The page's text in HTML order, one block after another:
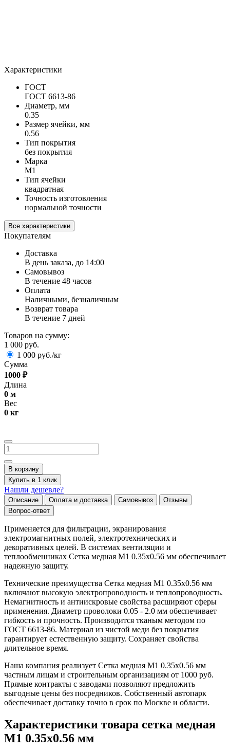
Характеристики
ГОСТ
ГОСТ 6613-86
Диаметр, мм
0.35
Размер ячейки, мм
0.56
Тип покрытия
без покрытия
Марка
М1
Тип ячейки
квадратная
Точность изготовления
нормальной точности
Все характеристики
Покупателям
Доставка
В день заказа, до 14:00
Самовывоз
В течение 48 часов
Оплата
Наличными, безналичным
Возврат товара
В течение 7 дней
Товаров на сумму:
1 000 руб.
1 000 руб./кг
Сумма
1000 ₽
Длина
0 м
Вес
0 кг
В корзину
Купить в 1 клик
Нашли дешевле?
Описание Оплата и доставка Самовывоз
Отзывы
Вопрос-ответ
Применяется для фильтрации, экранирования
электромагнитных полей, электротехнических и
декоративных целей. В системах вентиляции и
теплообменниках Сетка медная М1 0.35х0.56 мм обеспечивает
надежную защиту.
Технические преимущества Сетка медная М1 0.35х0.56 мм
включают высокую электропроводность и теплопроводность.
Немагнитность и антиискровые свойства расширяют сферы
применения. Диаметр проволоки 0.05 - 2.0 мм обеспечивает
гибкость и прочность. Производится тканым методом по
ГОСТ 6613-86. Материал из чистой меди без покрытия
гарантирует естественную защиту. Сохраняет свойства
длительное время.
Наша компания реализует Сетка медная М1 0.35х0.56 мм
частным лицам и строительным организациям от 1000 руб.
Прямые контракты с заводами позволяют предложить
выгодные цены без посредников. Собственный автопарк
обеспечивает доставку точно в срок по Москве и области.
Характеристики товара сетка медная
М1 0.35х0.56 мм